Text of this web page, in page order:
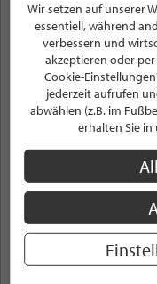
Wir setzen auf unserer
essentiell, während
verbessern und
akzeptieren oder
Cookie-
jederzeit aufrufen
abwählen (z.B. im
erhalten Sie